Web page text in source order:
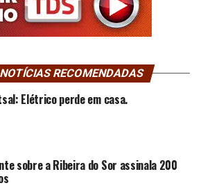
RECOMENDADAS
Elétrico perde em casa.
sobre a Ribeira do Sor assinala 200